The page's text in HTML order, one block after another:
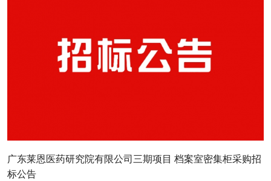
广东莱恩医药研究院有限公司三期项目 档案室密集柜采购招
标公告